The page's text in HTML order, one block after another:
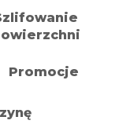
Promocje